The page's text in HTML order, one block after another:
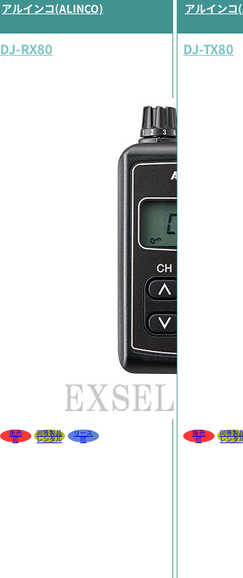
アルインコ(ALINCO)
DJ-RX80
販売
可
同等製品
レンタル
リース
可
アルインコ
DJ-TX80
販売
可
同等製
レンタ